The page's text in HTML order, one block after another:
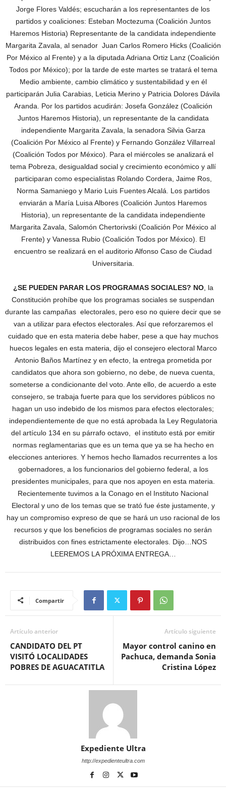
Jorge Flores Valdés; escucharán a los representantes de los
partidos y coaliciones: Esteban Moctezuma (Coalición Juntos
Haremos Historia) Representante de la candidata independiente
Margarita Zavala, al senador Juan Carlos Romero Hicks (Coalición
Por México al Frente) y a la diputada Adriana Ortiz Lanz (Coalición
Todos por México); por la tarde de este martes se tratará el tema
Medio ambiente, cambio climático y sustentabilidad y en él
participarán Julia Carabias, Leticia Merino y Patricia Dolores Dávila
Aranda. Por los partidos acudirán: Josefa González (Coalición
Juntos Haremos Historia), un representante de la candidata
independiente Margarita Zavala, la senadora Silvia Garza
(Coalición Por México al Frente) y Fernando González Villarreal
(Coalición Todos por México). Para el miércoles se analizará el
tema Pobreza, desigualdad social y crecimiento económico y allí
participaran como especialistas Rolando Cordera, Jaime Ros,
Norma Samaniego y Mario Luis Fuentes Alcalá. Los partidos
enviarán a María Luisa Albores (Coalición Juntos Haremos
Historia), un representante de la candidata independiente
Margarita Zavala, Salomón Chertorivski (Coalición Por México al
Frente) y Vanessa Rubio (Coalición Todos por México). El
encuentro se realizará en el auditorio Alfonso Caso de Ciudad
Universitaria.
¿SE PUEDEN PARAR LOS PROGRAMAS SOCIALES? NO, la
Constitución prohíbe que los programas sociales se suspendan
durante las campañas electorales, pero eso no quiere decir que se
van a utilizar para efectos electorales. Así que reforzaremos el
cuidado que en esta materia debe haber, pese a que hay muchos
huecos legales en esta materia, dijo el consejero electoral Marco
Antonio Baños Martínez y en efecto, la entrega prometida por
candidatos que ahora son gobierno, no debe, de nueva cuenta,
someterse a condicionante del voto. Ante ello, de acuerdo a este
consejero, se trabaja fuerte para que los servidores públicos no
hagan un uso indebido de los mismos para efectos electorales;
independientemente de que no está aprobada la Ley Regulatoria
del artículo 134 en su párrafo octavo, el instituto está por emitir
normas reglamentarias que es un tema que ya se ha hecho en
elecciones anteriores. Y hemos hecho llamados recurrentes a los
gobernadores, a los funcionarios del gobierno federal, a los
presidentes municipales, para que nos apoyen en esta materia.
Recientemente tuvimos a la Conago en el Instituto Nacional
Electoral y uno de los temas que se trató fue éste justamente, y
hay un compromiso expreso de que se hará un uso racional de los
recursos y que los beneficios de programas sociales no serán
distribuidos con fines estrictamente electorales. Dijo…NOS
LEEREMOS LA PRÓXIMA ENTREGA…
Compartir
Artículo anterior
CANDIDATO DEL PT
VISITÓ LOCALIDADES
POBRES DE AGUACATITLA
Artículo siguiente
Mayor control canino en
Pachuca, demanda Sonia
Cristina López
Expediente Ultra
http://expedienteultra.com